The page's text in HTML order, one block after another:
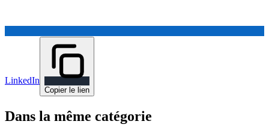
LinkedIn
Copier le lien
Dans la même catégorie